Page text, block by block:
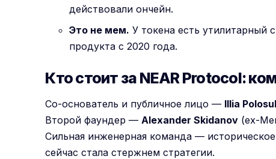
действовали ончейн.
Это не мем. У токена есть утилитарный
продукта с 2020 года.
Кто стоит за NEAR Protocol:
Со-основатель и публичное лицо — Illia
Второй фаундер —Alexander Skidanov (ex-
Сильная инженерная команда —
сейчас стала стержнем стратегии.